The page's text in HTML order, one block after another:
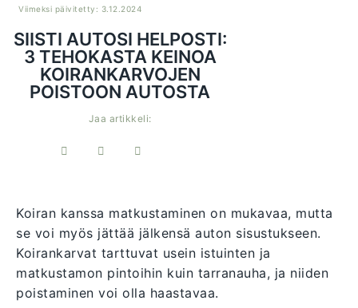
Viimeksi päivitetty: 3.12.2024
SIISTI AUTOSI HELPOSTI:
3 TEHOKASTA KEINOA
KOIRANKARVOJEN
POISTOON AUTOSTA
Jaa artikkeli:
Koiran kanssa matkustaminen on mukavaa, mutta
se voi myös jättää jälkensä auton sisustukseen.
Koirankarvat tarttuvat usein istuinten ja
matkustamon pintoihin kuin tarranauha, ja niiden
poistaminen voi olla haastavaa.